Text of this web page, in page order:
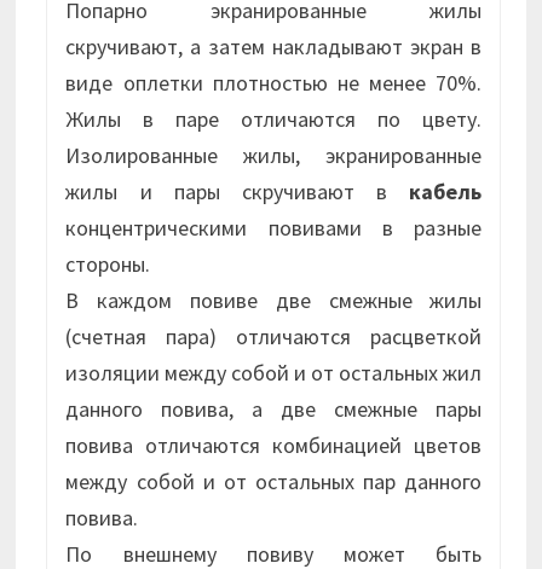
Попарно экранированные жилы
скручивают, а затем накладывают экран в
виде оплетки плотностью не менее 70%.
Жилы в паре отличаются по цвету.
Изолированные жилы, экранированные
жилы и пары скручивают в кабель
концентрическими повивами в разные
стороны.
В каждом повиве две смежные жилы
(счетная пара) отличаются расцветкой
изоляции между собой и от остальных жил
данного повива, а две смежные пары
повива отличаются комбинацией цветов
между собой и от остальных пар данного
повива.
По внешнему повиву может быть